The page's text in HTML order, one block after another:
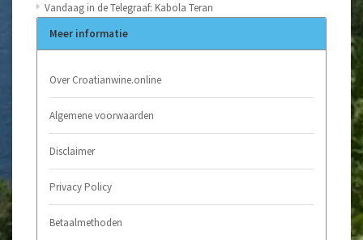
Vandaag in de Telegraaf: Kabola Teran
Meer informatie
Over Croatianwine.online
Algemene voorwaarden
Disclaimer
Privacy Policy
Betaalmethoden